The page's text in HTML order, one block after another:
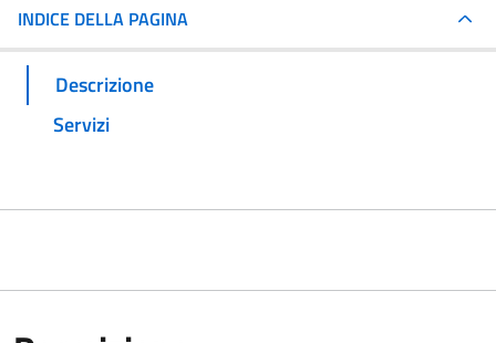
INDICE DELLA PAGINA
Descrizione
Servizi